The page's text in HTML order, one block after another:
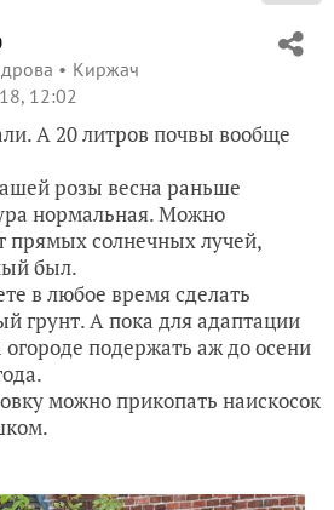
Киржач
12:02
А 20 литров почвы вообще
розы весна раньше
нормальная. Можно
прямых солнечных лучей,
был.
в любое время сделать
грунт. А пока для адаптации
подержать аж до осени
можно прикопать наискосок